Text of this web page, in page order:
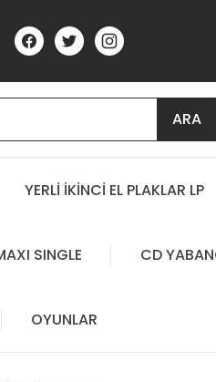
ARA
YERLİ İKİNCİ EL PLAKLAR LP
SINGLE CD
OYUNLAR